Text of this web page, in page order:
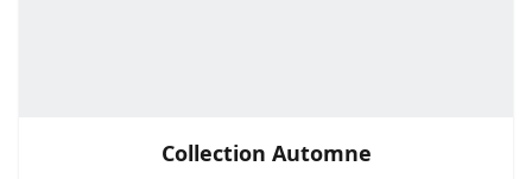
Collection Automne